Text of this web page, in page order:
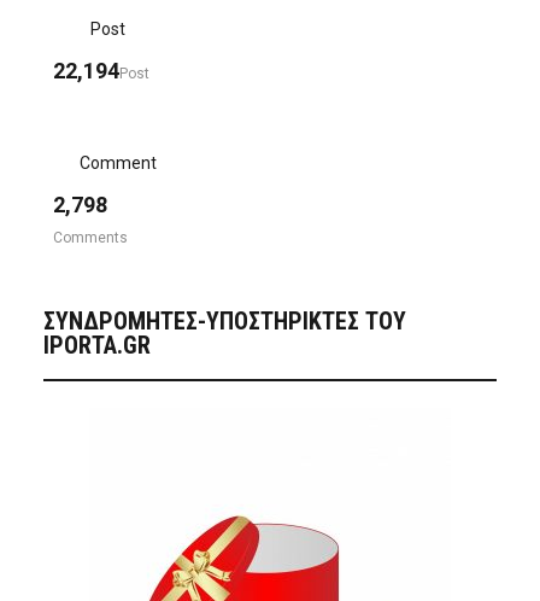
Post
22,194Post
Comment
2,798
Comments
ΣΥΝΔΡΟΜΗΤΈΣ-ΥΠΟΣΤΗΡΙΚΤΈΣ ΤΟΥ
IPORTA.GR